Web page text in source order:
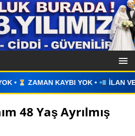
VERİN • WHATSAPP
48 Yaş Ayrılmış